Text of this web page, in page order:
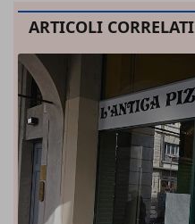
ARTICOLI CORRELATI